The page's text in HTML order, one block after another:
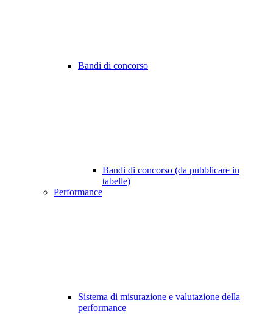
Bandi di concorso
Bandi di concorso (da pubblicare in
tabelle)
Performance
Sistema di misurazione e valutazione della
performance